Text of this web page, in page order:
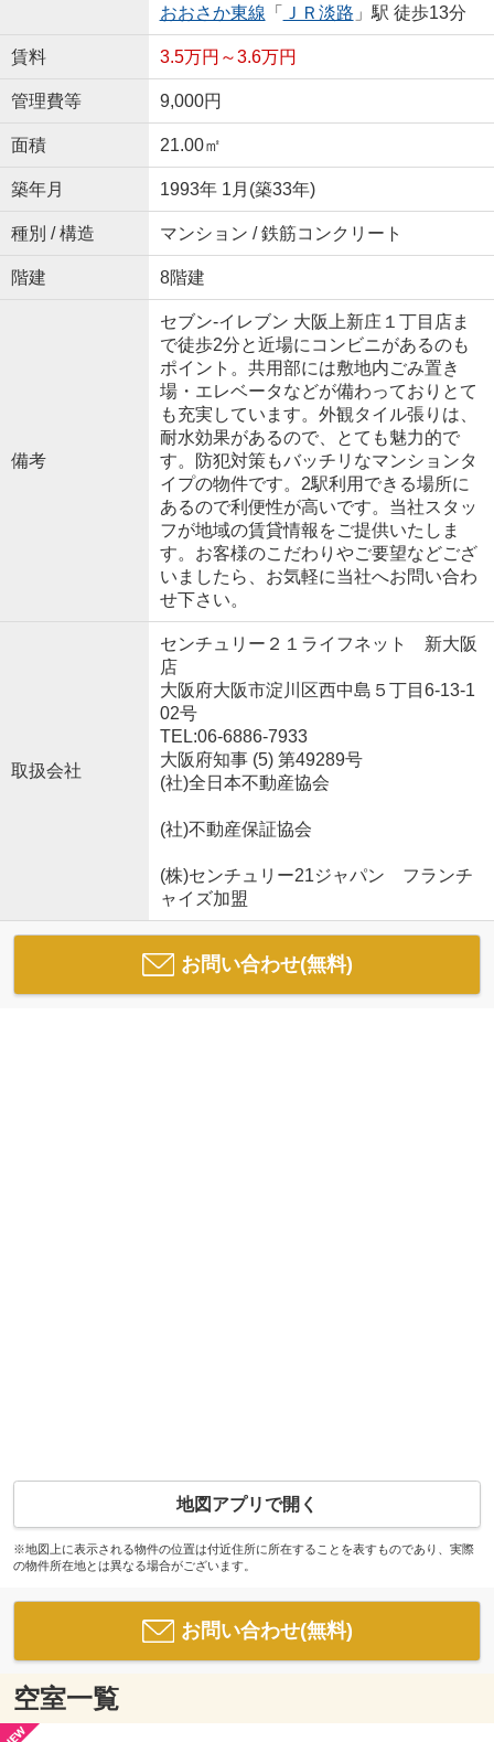
おおさか東線 「 ＪＲ淡路 」駅 徒歩13分
賃料 3.5万円～3.6万円
管理費等 9,000円
面積 21.00㎡
築年月 1993年 1月(築33年)
種別 / 構造 マンション / 鉄筋コンクリート
階建 8階建
備考
セブン-イレブン 大阪上新庄１丁目店ま
で徒歩2分と近場にコンビニがあるのも
ポイント。共用部には敷地内ごみ置き
場・エレベータなどが備わっておりとて
も充実しています。外観タイル張りは、
耐水効果があるので、とても魅力的で
す。防犯対策もバッチリなマンションタ
イプの物件です。2駅利用できる場所に
あるので利便性が高いです。当社スタッ
フが地域の賃貸情報をご提供いたしま
す。お客様のこだわりやご要望などござ
いましたら、お気軽に当社へお問い合わ
せ下さい。
取扱会社
センチュリー２１ライフネット 新大阪
店
大阪府大阪市淀川区西中島５丁目6-13-1
02号
TEL:06-6886-7933
大阪府知事 (5) 第49289号
(社)全日本不動産協会
(社)不動産保証協会
(株)センチュリー21ジャパン フランチ
ャイズ加盟
お問い合わせ(無料)
地図アプリで開く
※地図上に表示される物件の位置は付近住所に所在することを表すものであり、実際
の物件所在地とは異なる場合がございます。
お問い合わせ(無料)
空室一覧